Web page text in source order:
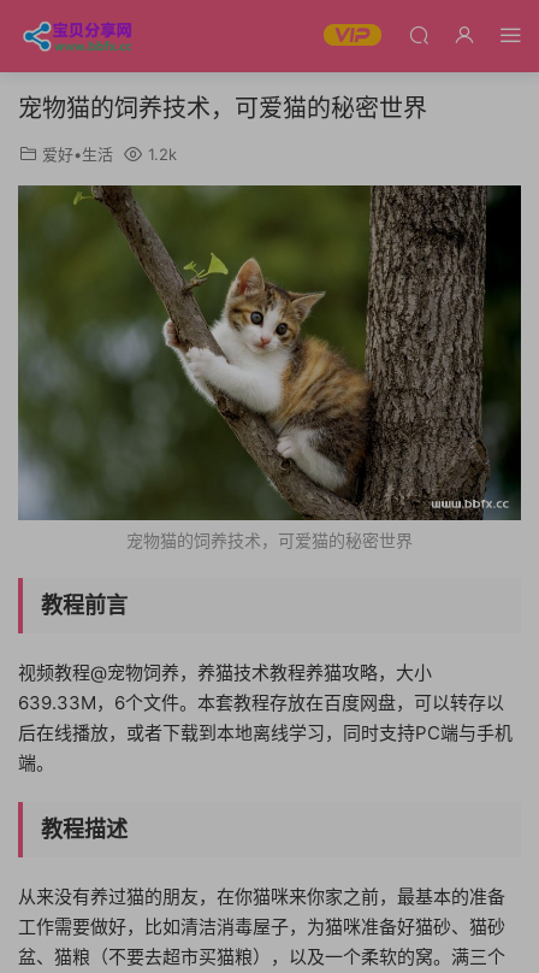
宠物猫的饲养技术，可爱猫的秘密世界
爱好•生活 1.2k
宠物猫的饲养技术，可爱猫的秘密世界
教程前言
视频教程@宠物饲养，养猫技术教程养猫攻略，大小
639.33M，6个文件。本套教程存放在百度网盘，可以转存以
后在线播放，或者下载到本地离线学习，同时支持PC端与手机
端。
教程描述
从来没有养过猫的朋友，在你猫咪来你家之前，最基本的准备
工作需要做好，比如清洁消毒屋子，为猫咪准备好猫砂、猫砂
盆、猫粮（不要去超市买猫粮），以及一个柔软的窝。满三个